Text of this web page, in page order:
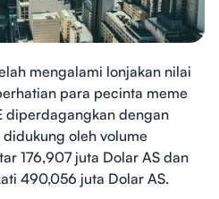
mengalami lonjakan nilai
para pecinta meme
diperdagangkan dengan
oleh volume
176,907 juta Dolar AS dan
490,056 juta Dolar AS.